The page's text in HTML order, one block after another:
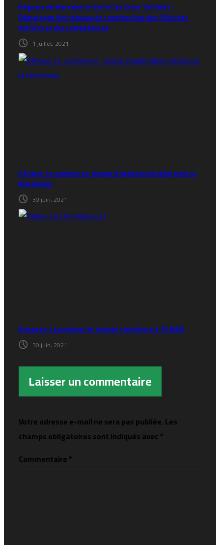
Régions de Marrakech-Safi et de Drâa-Tafilalet :
Démarrage des travaux de construction des Cités des
métiers et des compétences
1 juillet، 2021
Afrique: Le commerce, champ d’application idéal pour la
blockchain
30 juin، 2021
Banques: La position de change s’améliore à 70 MDH
30 juin، 2021
Laisser un commentaire
Votre adresse e-mail ne sera pas publiée.Les
champs obligatoires sont indiqués avec*
Commentaire*